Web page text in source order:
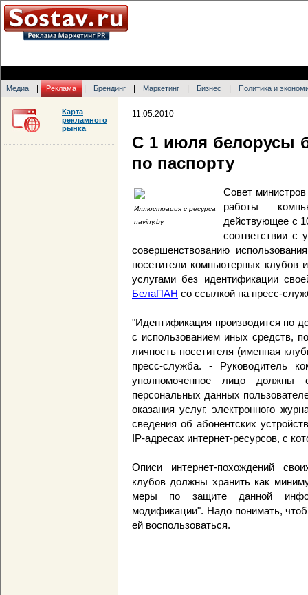
Медиа Реклама Брендинг Маркетинг Бизнес Политика и
11.05.2010
С 1 июля белорусы
по паспорту
Иллюстрация с ресурса
naviny.by
Совет
работы
действующее с
соответствии с
совершенствованию
посетители компьютерных клубов
услугами без идентификации
БелаПАН со ссылкой на пресс-
"Идентификация производится по
с использованием иных средств,
личность посетителя (именная
пресс-служба. - Руководитель
уполномоченное лицо должны
персональных данных
оказания услуг, электронного
сведения об абонентских
IP-адресах интернет-ресурсов, с
Описи интернет-похождений
клубов должны хранить как
меры по защите данной
модификации". Надо понимать,
ей воспользоваться.
Карта
рекламного
рынка